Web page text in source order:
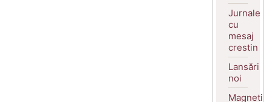
Jurnale
cu
mesaj
crestin
Lansări
noi
Magneti